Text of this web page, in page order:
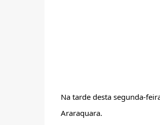
Na tarde desta segunda-
Araraquara.